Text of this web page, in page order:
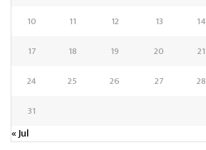
10
11 12 13 14
17
18 19 20 21
24
25 26 27 28
31
« Jul